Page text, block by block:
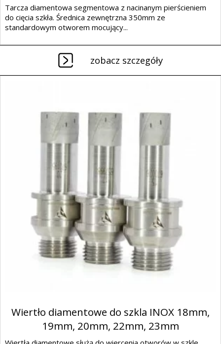
Tarcza diamentowa segmentowa z nacinanym pierścieniem
do cięcia szkła. Średnica zewnętrzna 350mm ze
standardowym otworem mocujący...
zobacz szczegóły
Wiertło diamentowe do szkla INOX 18mm,
19mm, 20mm, 22mm, 23mm